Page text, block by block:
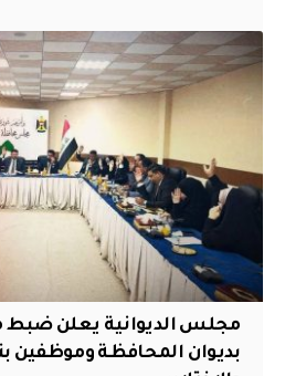
مجلس الديوانية يعلن
بديوان المحافظة وموظفين